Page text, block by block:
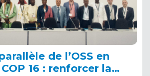
de l’OSS en
16 : renforcer la